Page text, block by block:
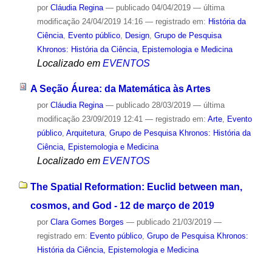
por Cláudia Regina — publicado04/04/2019 — última
modificação24/04/2019 14:16 — registrado em: História da
Ciência, Evento público, Design, Grupo de Pesquisa
Khronos: História da Ciência, Epistemologia e Medicina
Localizado em EVENTOS
A Seção Áurea: da Matemática às Artes
por Cláudia Regina — publicado28/03/2019 — última
modificação23/09/2019 12:41 — registrado em: Arte, Evento
público, Arquitetura, Grupo de Pesquisa Khronos: História da
Ciência, Epistemologia e Medicina
Localizado em EVENTOS
The Spatial Reformation: Euclid between man,
cosmos, and God - 12 de março de 2019
por Clara Gomes Borges — publicado21/03/2019 —
registrado em: Evento público, Grupo de Pesquisa Khronos:
História da Ciência, Epistemologia e Medicina